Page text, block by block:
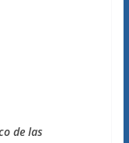
de las